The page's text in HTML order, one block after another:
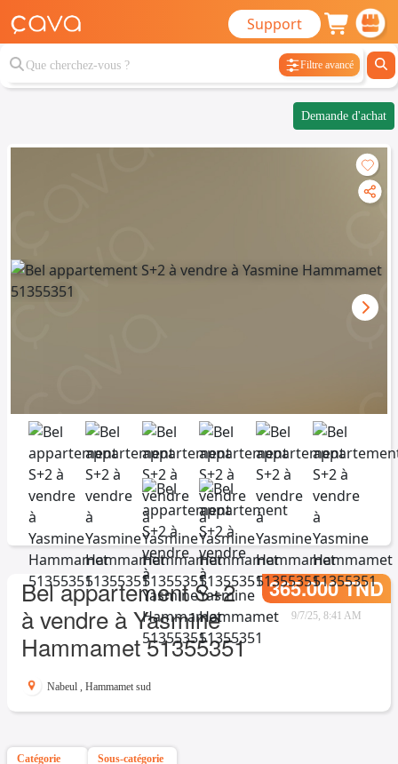
Support
Filtre avancé
Demande d'achat
Bel appartement S+2
à vendre à Yasmine
Hammamet 51355351
365.000 TND
9/7/25, 8:41 AM
Nabeul , Hammamet sud
Catégorie Sous-catégorie